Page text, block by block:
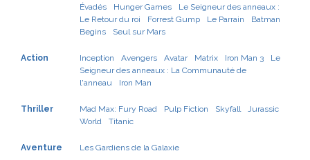
Évadés
Hunger Games
Le Seigneur des anneaux :
Le Retour du roi
Forrest Gump Le Parrain
Batman
Begins
Seul sur Mars
Action Inception Avengers Avatar Matrix Iron Man 3
Le
Seigneur des anneaux : La Communauté de
l'anneau
Iron Man
Thriller Mad Max: Fury Road Pulp Fiction Skyfall
Jurassic
World
Titanic
Aventure Les Gardiens de la Galaxie